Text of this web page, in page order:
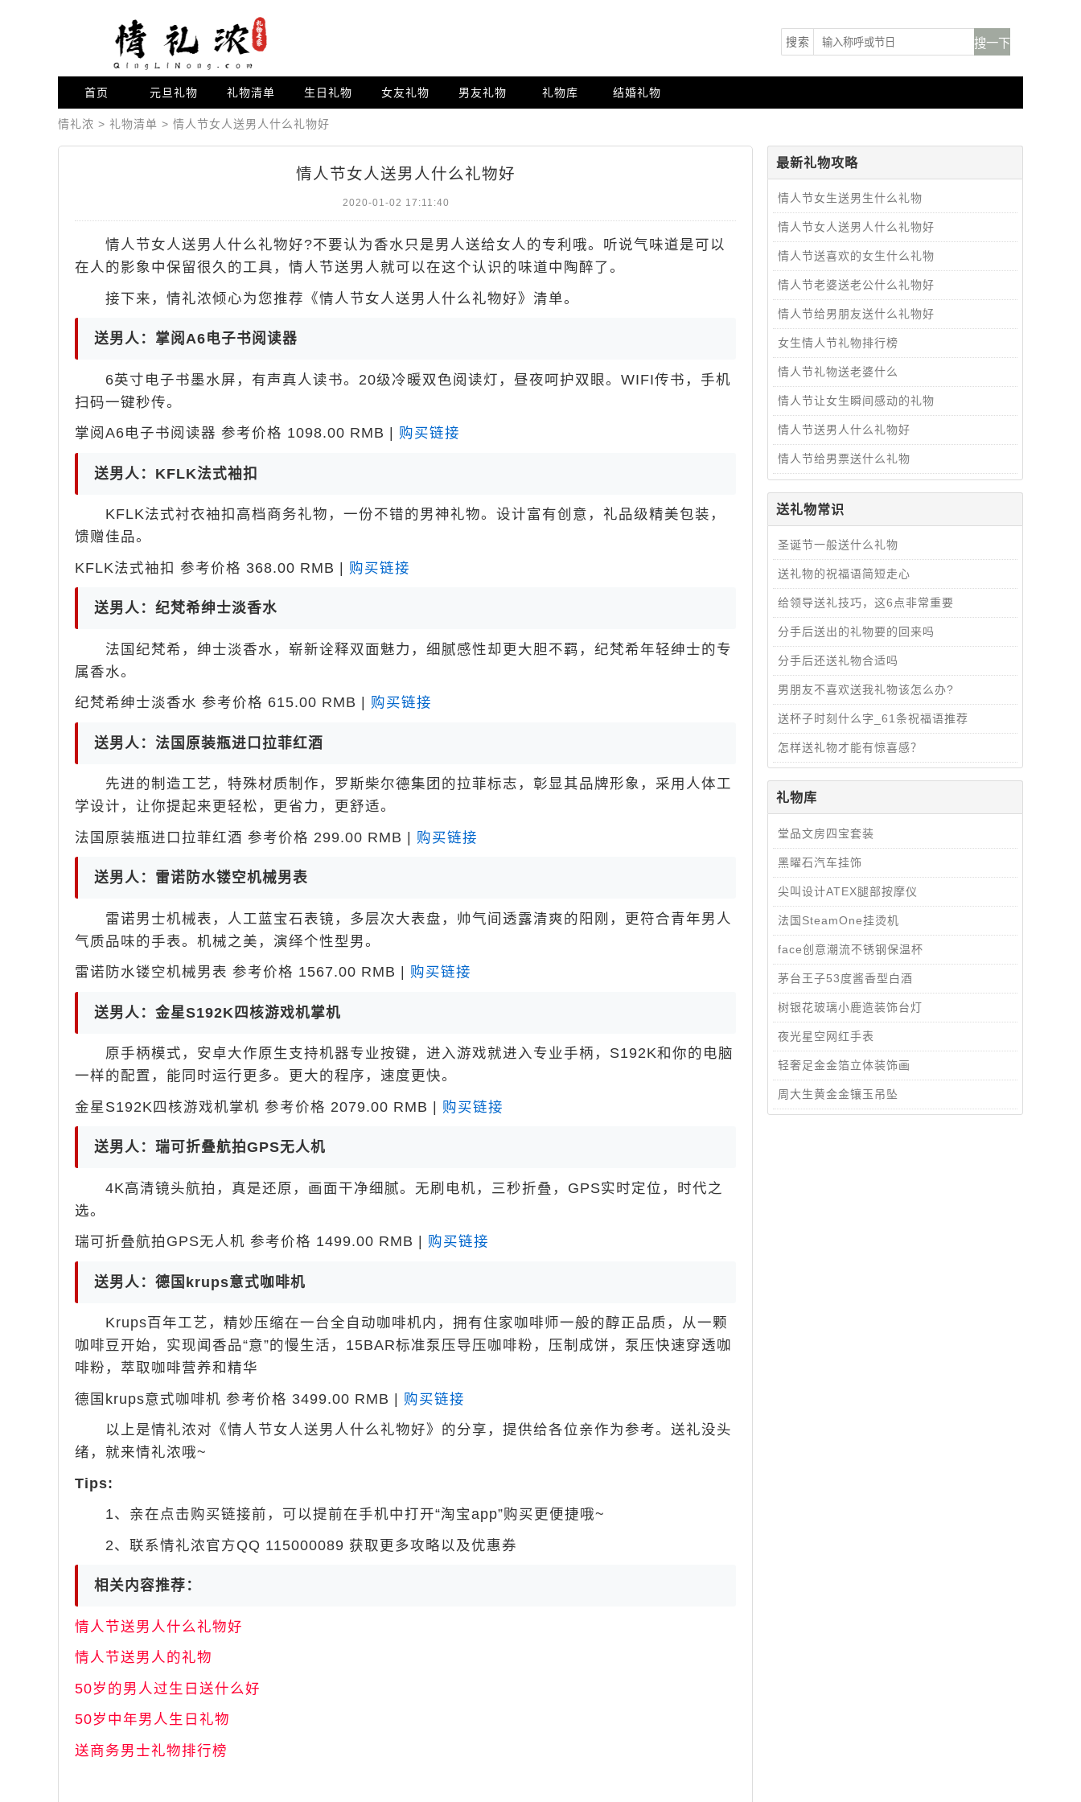
搜索
首页 元旦礼物 礼物清单 生日礼物 女友礼物 男友礼物 礼物库 结婚礼物
情礼浓 > 礼物清单 > 情人节女人送男人什么礼物好
情人节女人送男人什么礼物好
2020-01-02 17:11:40
情人节女人送男人什么礼物好?不要认为香水只是男人送给女人的专利哦。听说气味道是可以
在人的影象中保留很久的工具，情人节送男人就可以在这个认识的味道中陶醉了。
接下来，情礼浓倾心为您推荐《情人节女人送男人什么礼物好》清单。
送男人：掌阅A6电子书阅读器
6英寸电子书墨水屏，有声真人读书。20级冷暖双色阅读灯，昼夜呵护双眼。WIFI传书，手机
扫码一键秒传。
掌阅A6电子书阅读器 参考价格 1098.00 RMB | 购买链接
送男人：KFLK法式袖扣
KFLK法式衬衣袖扣高档商务礼物，一份不错的男神礼物。设计富有创意，礼品级精美包装，
馈赠佳品。
KFLK法式袖扣 参考价格 368.00 RMB | 购买链接
送男人：纪梵希绅士淡香水
法国纪梵希，绅士淡香水，崭新诠释双面魅力，细腻感性却更大胆不羁，纪梵希年轻绅士的专
属香水。
纪梵希绅士淡香水 参考价格 615.00 RMB | 购买链接
送男人：法国原装瓶进口拉菲红酒
先进的制造工艺，特殊材质制作，罗斯柴尔德集团的拉菲标志，彰显其品牌形象，采用人体工
学设计，让你提起来更轻松，更省力，更舒适。
法国原装瓶进口拉菲红酒 参考价格 299.00 RMB | 购买链接
送男人：雷诺防水镂空机械男表
雷诺男士机械表，人工蓝宝石表镜，多层次大表盘，帅气间透露清爽的阳刚，更符合青年男人
气质品味的手表。机械之美，演绎个性型男。
雷诺防水镂空机械男表 参考价格 1567.00 RMB | 购买链接
送男人：金星S192K四核游戏机掌机
原手柄模式，安卓大作原生支持机器专业按键，进入游戏就进入专业手柄，S192K和你的电脑
一样的配置，能同时运行更多。更大的程序，速度更快。
金星S192K四核游戏机掌机 参考价格 2079.00 RMB | 购买链接
送男人：瑞可折叠航拍GPS无人机
4K高清镜头航拍，真是还原，画面干净细腻。无刷电机，三秒折叠，GPS实时定位，时代之
选。
瑞可折叠航拍GPS无人机 参考价格 1499.00 RMB | 购买链接
送男人：德国krups意式咖啡机
Krups百年工艺，精妙压缩在一台全自动咖啡机内，拥有住家咖啡师一般的醇正品质，从一颗
咖啡豆开始，实现闻香品“意”的慢生活，15BAR标准泵压导压咖啡粉，压制成饼，泵压快速穿透咖
啡粉，萃取咖啡营养和精华
德国krups意式咖啡机 参考价格 3499.00 RMB | 购买链接
以上是情礼浓对《情人节女人送男人什么礼物好》的分享，提供给各位亲作为参考。送礼没头
绪，就来情礼浓哦~
Tips:
1、亲在点击购买链接前，可以提前在手机中打开“淘宝app”购买更便捷哦~
2、联系情礼浓官方QQ 115000089 获取更多攻略以及优惠券
相关内容推荐：
情人节送男人什么礼物好
情人节送男人的礼物
50岁的男人过生日送什么好
50岁中年男人生日礼物
送商务男士礼物排行榜
最新礼物攻略
情人节女生送男生什么礼物
情人节女人送男人什么礼物好
情人节送喜欢的女生什么礼物
情人节老婆送老公什么礼物好
情人节给男朋友送什么礼物好
女生情人节礼物排行榜
情人节礼物送老婆什么
情人节让女生瞬间感动的礼物
情人节送男人什么礼物好
情人节给男票送什么礼物
送礼物常识
圣诞节一般送什么礼物
送礼物的祝福语简短走心
给领导送礼技巧，这6点非常重要
分手后送出的礼物要的回来吗
分手后还送礼物合适吗
男朋友不喜欢送我礼物该怎么办?
送杯子时刻什么字_61条祝福语推荐
怎样送礼物才能有惊喜感？
礼物库
堂品文房四宝套装
​​​​​​​黑曜石汽车挂饰
尖叫设计ATEX腿部按摩仪
法国SteamOne挂烫机
face创意潮流不锈钢保温杯
茅台王子53度酱香型白酒
树银花玻璃小鹿造装饰台灯
夜光星空网红手表
轻奢足金金箔立体装饰画
周大生黄金金镶玉吊坠